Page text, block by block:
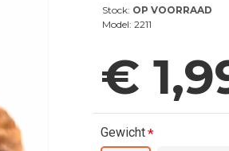
Stock: OP VOORRAAD
Model: 2211
€
Gewicht